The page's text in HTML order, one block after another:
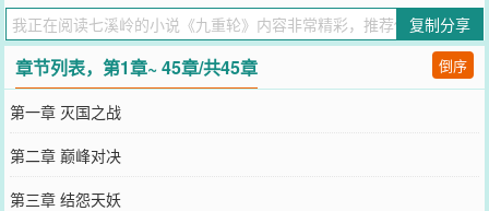
抗，力挽狂澜，重塑天下秩序。终于入大道、得永生，后人敬仰。这
是一本有温度的书，主人公重亲情、讲义气，不似一般修......真小说
那般冰冷。书中不仅有故事，也有人生观点与对人性的哲学思考。
【展开】【收起】
您要是觉得《 九重轮
的朋友推荐哦！
复制分享
章节列表，第1章~ 45章/共45章 倒序
第一章 灭国之战
第二章 巅峰对决
第三章 结怨天妖